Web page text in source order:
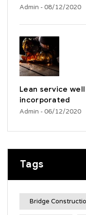
Admin - 08/12/2020
Lean service
incorporated
Admin - 06/12/2020
Tags
Bridge